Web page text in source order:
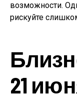
возможности.
рискуйте
21